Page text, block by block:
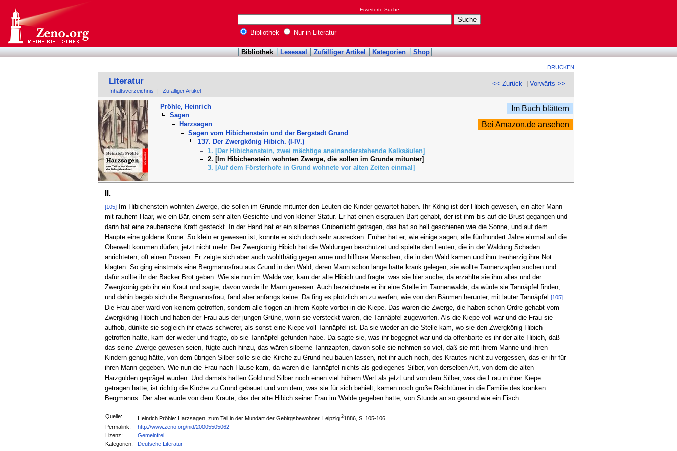
Erweiterte Suche
Bibliothek Nur in Literatur
Bibliothek Lesesaal Zufälliger Artikel Kategorien Shop
DRUCKEN
<< Zurück |Vorwärts >>
Literatur
Inhaltsverzeichnis Zufälliger Artikel
Pröhle, Heinrich
Sagen
Harzsagen
Sagen vom Hibichenstein und der Bergstadt Grund
137. Der Zwergkönig Hibich. (I-IV.)
1. [Der Hibichenstein, zwei mächtige aneinanderstehende Kalksäulen]
2. [Im Hibichenstein wohnten Zwerge, die sollen im Grunde mitunter]
3. [Auf dem Försterhofe in Grund wohnete vor alten Zeiten einmal]
Im Buch blättern
Bei Amazon.de ansehen
II.
[105]Im Hibichenstein wohnten Zwerge, die sollen im Grunde mitunter den Leuten die Kinder gewartet haben. Ihr König ist der Hibich gewesen, ein alter Mann
mit rauhem Haar, wie ein Bär, einem sehr alten Gesichte und von kleiner Statur. Er hat einen eisgrauen Bart gehabt, der ist ihm bis auf die Brust gegangen und
darin hat eine zauberische Kraft gesteckt. In der Hand hat er ein silbernes Grubenlicht getragen, das hat so hell geschienen wie die Sonne, und auf dem
Haupte eine goldene Krone. So klein er gewesen ist, konnte er sich doch sehr ausrecken. Früher hat er, wie einige sagen, alle fünfhundert Jahre einmal auf die
Oberwelt kommen dürfen; jetzt nicht mehr. Der Zwergkönig Hibich hat die Waldungen beschützet und spielte den Leuten, die in der Waldung Schaden
anrichteten, oft einen Possen. Er zeigte sich aber auch wohlthätig gegen arme und hilflose Menschen, die in den Wald kamen und ihm treuherzig ihre Not
klagten. So ging einstmals eine Bergmannsfrau aus Grund in den Wald, deren Mann schon lange hatte krank gelegen, sie wollte Tannenzapfen suchen und
dafür sollte ihr der Bäcker Brot geben. Wie sie nun im Walde war, kam der alte Hibich und fragte: was sie hier suche, da erzählte sie ihm alles und der
Zwergkönig gab ihr ein Kraut und sagte, davon würde ihr Mann genesen. Auch bezeichnete er ihr eine Stelle im Tannenwalde, da würde sie Tannäpfel finden,
und dahin begab sich die Bergmannsfrau, fand aber anfangs keine. Da fing es plötzlich an zu werfen, wie von den Bäumen herunter, mit lauter Tannäpfel. [105]
Die Frau aber ward von keinem getroffen, sondern alle flogen an ihrem Kopfe vorbei in die Kiepe. Das waren die Zwerge, die haben schon Ordre gehabt vom
Zwergkönig Hibich und haben der Frau aus der jungen Grüne, worin sie versteckt waren, die Tannäpfel zugeworfen. Als die Kiepe voll war und die Frau sie
aufhob, dünkte sie sogleich ihr etwas schwerer, als sonst eine Kiepe voll Tannäpfel ist. Da sie wieder an die Stelle kam, wo sie den Zwergkönig Hibich
getroffen hatte, kam der wieder und fragte, ob sie Tannäpfel gefunden habe. Da sagte sie, was ihr begegnet war und da offenbarte es ihr der alte Hibich, daß
das seine Zwerge gewesen seien, fügte auch hinzu, das wären silberne Tannzapfen, davon solle sie nehmen so viel, daß sie mit ihrem Manne und ihren
Kindern genug hätte, von dem übrigen Silber solle sie die Kirche zu Grund neu bauen lassen, riet ihr auch noch, des Krautes nicht zu vergessen, das er ihr für
ihren Mann gegeben. Wie nun die Frau nach Hause kam, da waren die Tannäpfel nichts als gediegenes Silber, von derselben Art, von dem die alten
Harzgulden gepräget wurden. Und damals hatten Gold und Silber noch einen viel höhern Wert als jetzt und von dem Silber, was die Frau in ihrer Kiepe
getragen hatte, ist richtig die Kirche zu Grund gebauet und von dem, was sie für sich behielt, kamen noch große Reichtümer in die Familie des kranken
Bergmanns. Der aber wurde von dem Kraute, das der alte Hibich seiner Frau im Walde gegeben hatte, von Stunde an so gesund wie ein Fisch.
Quelle: Heinrich Pröhle: Harzsagen, zum Teil in der Mundart der Gebirgsbewohner. Leipzig21886, S. 105-106.
Permalink:
http://www.zeno.org/nid/20005505062
Lizenz:
Gemeinfrei
Kategorien:
Deutsche Literatur